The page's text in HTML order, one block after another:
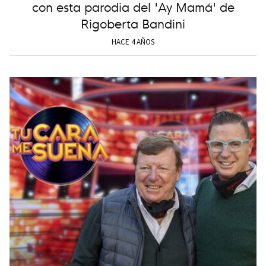
con esta parodia del 'Ay Mamá' de
Rigoberta Bandini
HACE 4 AÑOS